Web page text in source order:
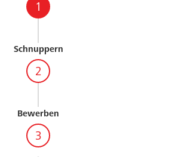
1
Schnuppern
2
Bewerben
3